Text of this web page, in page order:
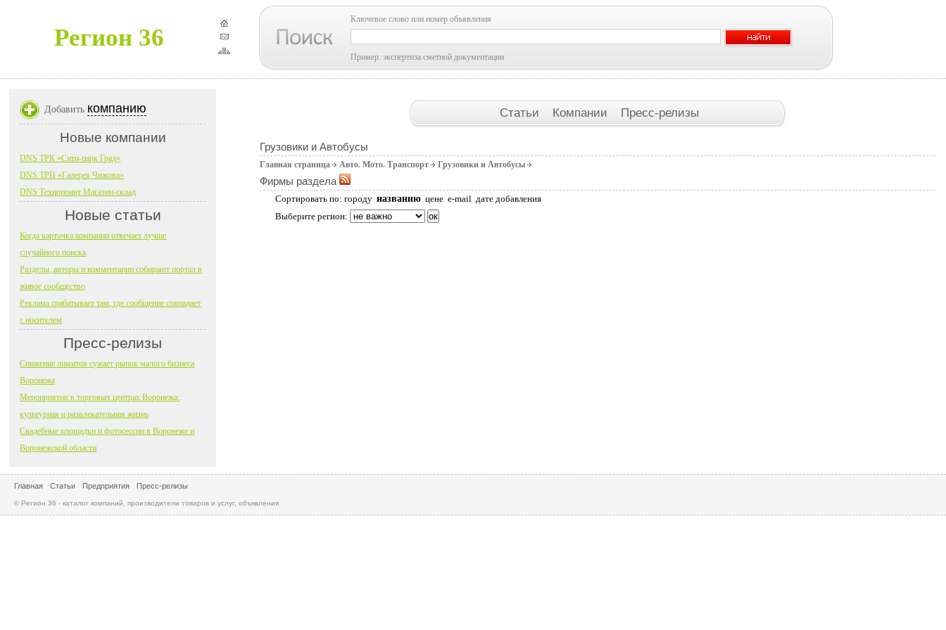
Регион 36
Ключевое слово или номер объявления
Пример: экспертиза сметной документации
Статьи Компании Пресс-релизы
Грузовики и Автобусы
Главная страница Авто. Мото. Транспорт Грузовики и Автобусы
Фирмы раздела
Сортировать по: городу названию цене e-mail дате добавления
Выберите регион:
Добавить компанию
Новые компании
DNS ТРК «Сити-парк Град»
DNS ТРЦ «Галерея Чижова»
DNS Технопоинт Магазин-склад
Новые статьи
Когда карточка компании отвечает лучше
случайного поиска
Разделы, авторы и комментарии собирают портал в
живое сообщество
Реклама срабатывает там, где сообщение совпадает
с носителем
Пресс-релизы
Снижение лимитов сужает рынок малого бизнеса
Воронежа
Мероприятия в торговых центрах Воронежа:
культурная и развлекательная жизнь
Свадебные площадки и фотосессии в Воронеже и
Воронежской области
Главная Статьи Предприятия Пресс-релизы
© Регион 36 - каталог компаний, производители товаров и услуг, объявления